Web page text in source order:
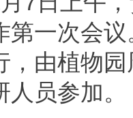
第一次会
，由植物
人员参加。